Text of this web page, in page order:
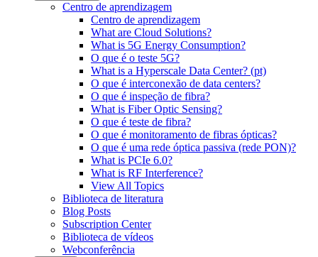
Centro de aprendizagem
Centro de aprendizagem
What are Cloud Solutions?
What is 5G Energy Consumption?
O que é o teste 5G?
What is a Hyperscale Data Center? (pt)
O que é interconexão de data centers?
O que é inspeção de fibra?
What is Fiber Optic Sensing?
O que é teste de fibra?
O que é monitoramento de fibras ópticas?
O que é uma rede óptica passiva (rede PON)?
What is PCIe 6.0?
What is RF Interference?
View All Topics
Biblioteca de literatura
Blog Posts
Subscription Center
Biblioteca de vídeos
Webconferência